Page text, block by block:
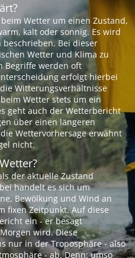
Wetter um einen Zustand,
kalt oder sonnig. Es wird
Bei dieser
Wetter und Klima zu
Begriffe werden oft
erfolgt hierbei
Witterungsverhältnisse
Wetter stets um ein
geht auch der Wetterbericht
über einen längeren
Wettervorhersage erwähnt
nicht.
der aktuelle Zustand
handelt es sich um
Bewölkung und Wind an
fixen Zeitpunkt. Auf diese
ein - er besagt
wird. Diese
nur in der Troposphäre - also
- ab. Denn: umso